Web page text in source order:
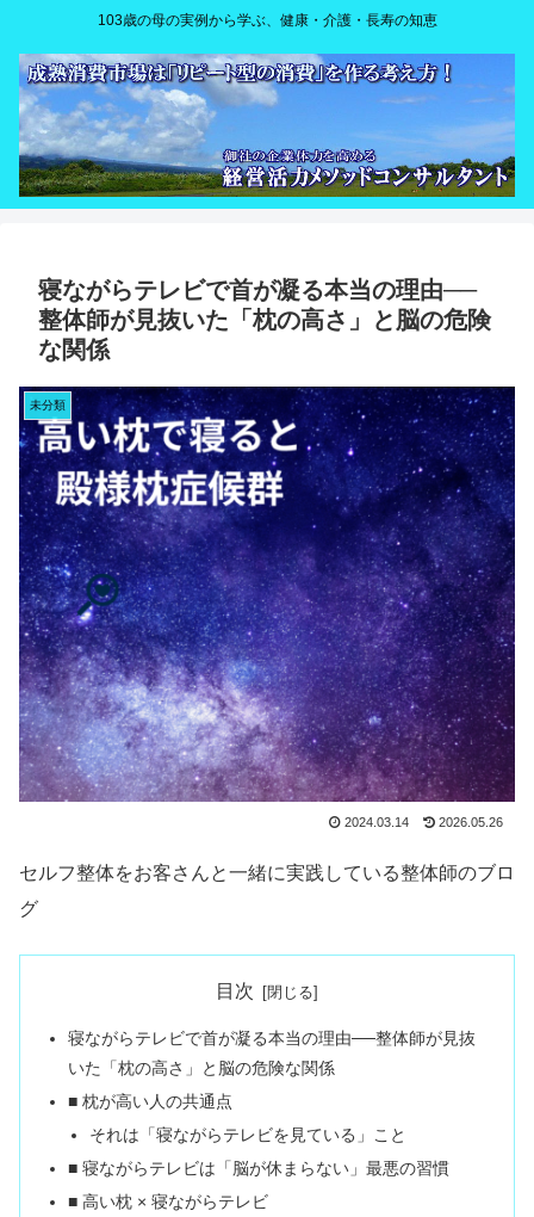
103歳の母の実例から学ぶ、健康・介護・長寿の知恵
寝ながらテレビで首が凝る本当の理由──
整体師が見抜いた「枕の高さ」と脳の危険
な関係
未分類
2024.03.14 2026.05.26
セルフ整体をお客さんと一緒に実践している整体師のブロ
グ
目次
寝ながらテレビで首が凝る本当の理由──整体師が見抜
いた「枕の高さ」と脳の危険な関係
■ 枕が高い人の共通点
それは「寝ながらテレビを見ている」こと
■ 寝ながらテレビは「脳が休まらない」最悪の習慣
■ 高い枕 × 寝ながらテレビ